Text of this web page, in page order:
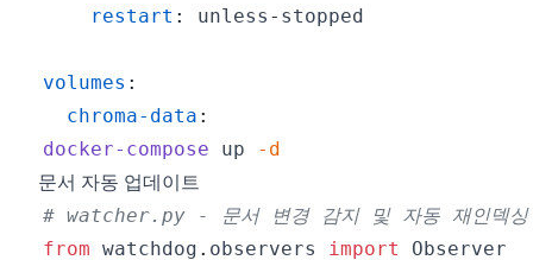
restart : unless -
volumes :
chroma-data :
docker-compose up -d
문서 자동 업데이트
# watcher.py - 문서 변경 감지 및 자동 재인덱싱
from watchdog . observers import